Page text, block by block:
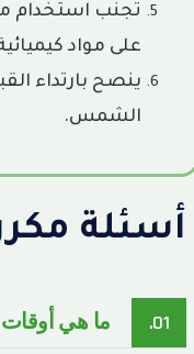
تجنب استخدام
على مواد
ينصح بارتداء
الشمس.
أسئلة
01. ما هي أوقات